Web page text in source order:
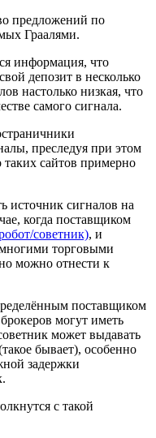
предложений по
Граалями.
информация, что
депозит в несколько
настолько низкая, что
самого сигнала.
преследуя при этом
сайтов примерно
источник сигналов на
когда поставщиком
советник), и
многими торговыми
можно отнести к
поставщиком
могут иметь
может выдавать
бывает), особенно
задержки
с такой